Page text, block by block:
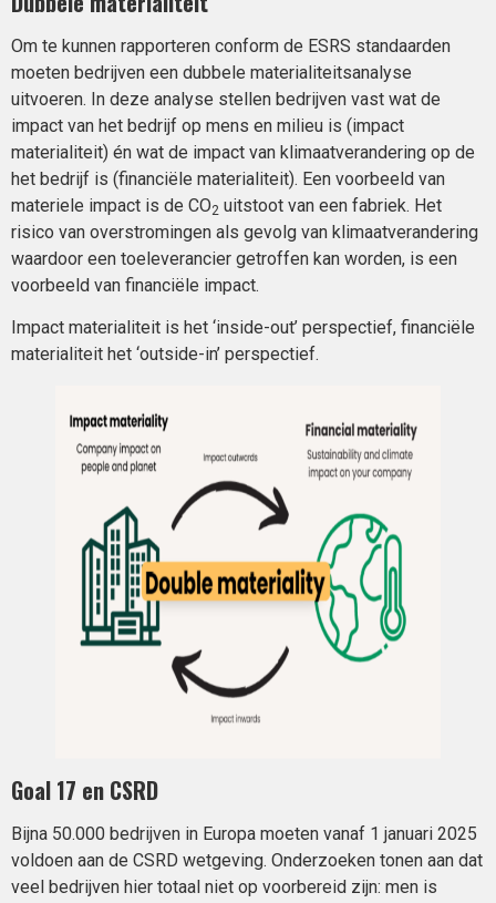
Om te kunnen rapporteren conform de ESRS standaarden
moeten bedrijven een dubbele materialiteitsanalyse
uitvoeren. In deze analyse stellen bedrijven vast wat de
impact van het bedrijf op mens en milieu is (impact
materialiteit) én wat de impact van klimaatverandering op de
het bedrijf is (financiële materialiteit). Een voorbeeld van
materiele impact is de CO2 uitstoot van een fabriek. Het
risico van overstromingen als gevolg van klimaatverandering
waardoor een toeleverancier getroffen kan worden, is een
voorbeeld van financiële impact.
Impact materialiteit is het ‘inside-out’ perspectief, financiële
materialiteit het ‘outside-in’ perspectief.
Goal 17 en CSRD
Bijna 50.000 bedrijven in Europa moeten vanaf 1 januari 2025
voldoen aan de CSRD wetgeving. Onderzoeken tonen aan dat
veel bedrijven hier totaal niet op voorbereid zijn: men is